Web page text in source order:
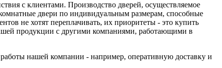
с клиентами. Производство дверей, осуществляемое
двери по индивидуальным размерам, способные
не хотят переплачивать, их приоритеты - это купить
продукции с другими компаниями, работающими в
нашей компании - например, оперативную доставку и